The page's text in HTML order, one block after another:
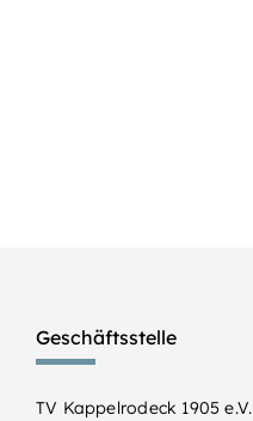
Geschäftsstelle
TV Kappelrodeck 1905 e.V.